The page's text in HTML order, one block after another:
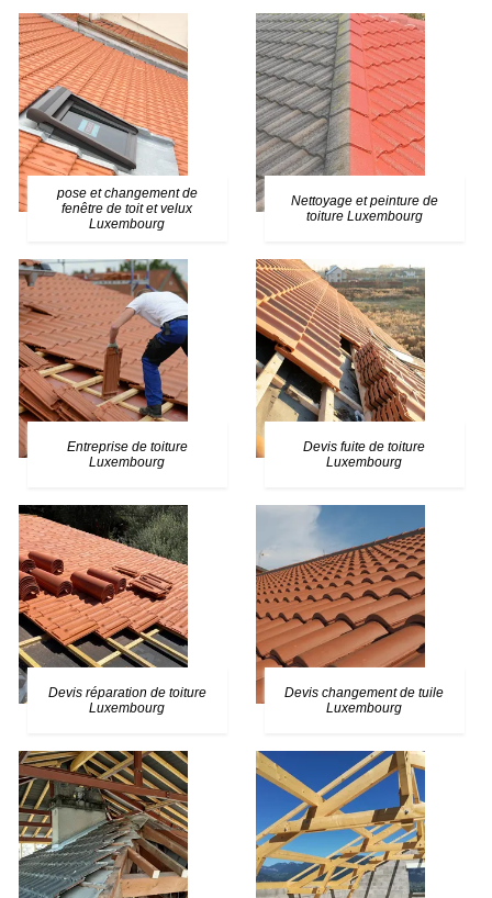
pose et changement de
fenêtre de toit et velux
Luxembourg
Nettoyage et peinture de
toiture Luxembourg
Entreprise de toiture
Luxembourg
Devis fuite de toiture
Luxembourg
Devis réparation de toiture
Luxembourg
Devis changement de tuile
Luxembourg